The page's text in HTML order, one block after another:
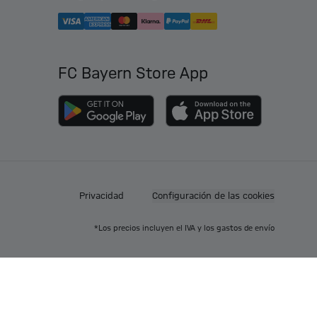
FC Bayern Store App
Privacidad Configuración de las cookies
*Los precios incluyen el IVA y los gastos de envío